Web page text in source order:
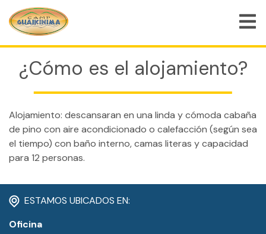
QUIÉNES SOMOS
PROGRAMAS ESPECIALES
ACTIVIDADES
TIENDA
INICIO
¿Cómo es el alojamiento?
Alojamiento: descansaran en una linda y cómoda cabaña
de pino con aire acondicionado o calefacción (según sea
el tiempo) con baño interno, camas literas y capacidad
para 12 personas.
ESTAMOS UBICADOS EN:
Oficina